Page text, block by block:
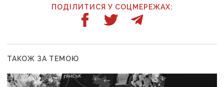
ПОДІЛИТИСЯ У СОЦМЕРЕЖАХ:
ТАКОЖ ЗА ТЕМОЮ